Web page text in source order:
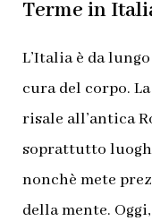
Terme in
L’Italia è da
cura del corpo.
risale all’antica
soprattutto
nonchè mete
della mente.